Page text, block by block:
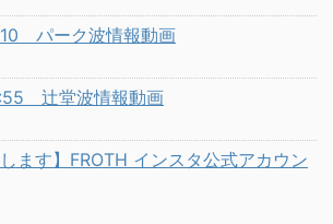
パーク波情報動画
辻堂波情報動画
ます】FROTH インスタ公式アカウン